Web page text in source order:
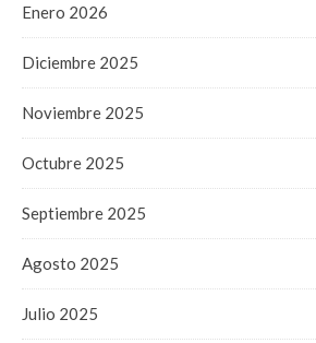
Enero 2026
Diciembre 2025
Noviembre 2025
Octubre 2025
Septiembre 2025
Agosto 2025
Julio 2025